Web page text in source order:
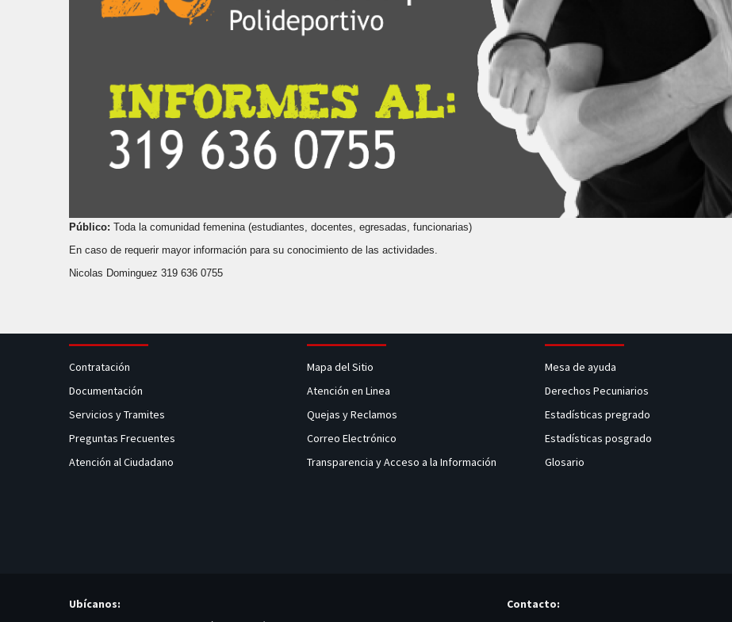
Público: Toda la comunidad femenina (estudiantes, docentes, egresadas, funcionarias)
En caso de requerir mayor información para su conocimiento de las actividades.
Nicolas Dominguez 319 636 0755
Contratación
Documentación
Servicios y Tramites
Preguntas Frecuentes
Atención al Ciudadano
Mapa del Sitio
Atención en Linea
Quejas y Reclamos
Correo Electrónico
Transparencia y Acceso a la Información
Mesa de ayuda
Derechos Pecuniarios
Estadísticas pregrado
Estadísticas posgrado
Glosario
Ubícanos:
Contacto: